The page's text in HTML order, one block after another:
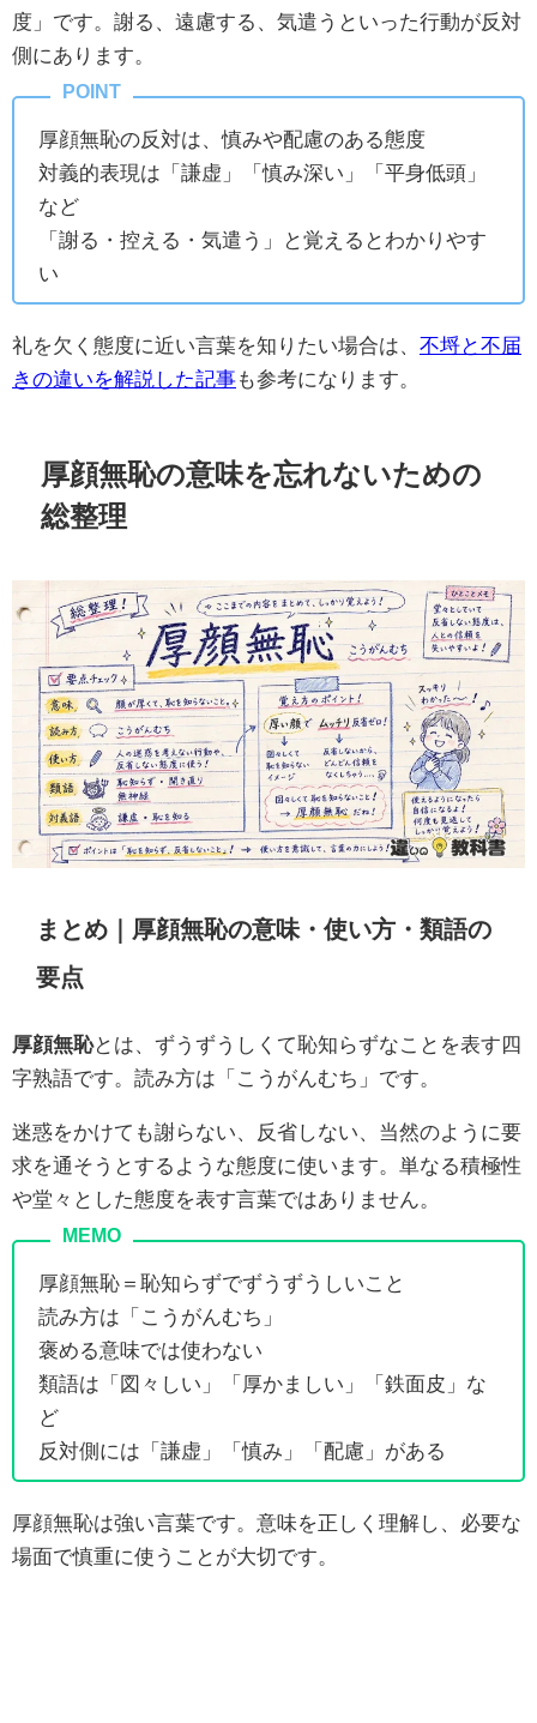
度」です。謝る、遠慮する、気遣うといった行動が反対
側にあります。
厚顔無恥の反対は、慎みや配慮のある態度
対義的表現は「謙虚」「慎み深い」「平身低頭」
など
「謝る・控える・気遣う」と覚えるとわかりやす
い
礼を欠く態度に近い言葉を知りたい場合は、 不埒と不届
きの違いを解説した記事も参考になります。
厚顔無恥の意味を忘れないための
総整理
まとめ｜厚顔無恥の意味・使い方・類語の
要点
厚顔無恥とは、ずうずうしくて恥知らずなことを表す四
字熟語です。読み方は「こうがんむち」です。
迷惑をかけても謝らない、反省しない、当然のように要
求を通そうとするような態度に使います。単なる積極性
や堂々とした態度を表す言葉ではありません。
厚顔無恥＝恥知らずでずうずうしいこと
読み方は「こうがんむち」
褒める意味では使わない
類語は「図々しい」「厚かましい」「鉄面皮」な
ど
反対側には「謙虚」「慎み」「配慮」がある
厚顔無恥は強い言葉です。意味を正しく理解し、必要な
場面で慎重に使うことが大切です。